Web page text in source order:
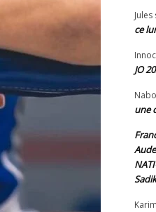
Jules
ce
JO
Nabo
une